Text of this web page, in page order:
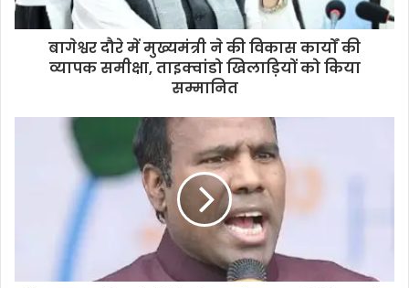
बागेश्वर दौरे में मुख्यमंत्री ने की विकास कार्यों की
व्यापक समीक्षा, ताइक्वांडो खिलाड़ियों को किया
सम्मानित